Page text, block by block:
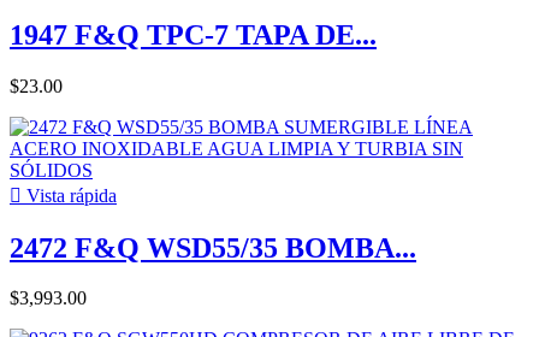
1947 F&Q TPC-7 TAPA DE...
$23.00
 Vista rápida
2472 F&Q WSD55/35 BOMBA...
$3,993.00